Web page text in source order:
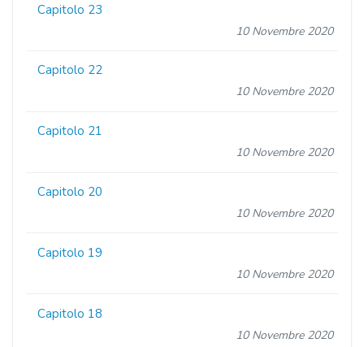
Capitolo 23
10 Novembre 2020
Capitolo 22
10 Novembre 2020
Capitolo 21
10 Novembre 2020
Capitolo 20
10 Novembre 2020
Capitolo 19
10 Novembre 2020
Capitolo 18
10 Novembre 2020